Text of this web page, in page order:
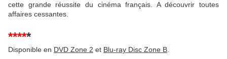
cette grande réussite du cinéma français. A découvrir toutes
affaires cessantes.
*****
Disponible en DVD Zone 2 et Blu-ray Disc Zone B